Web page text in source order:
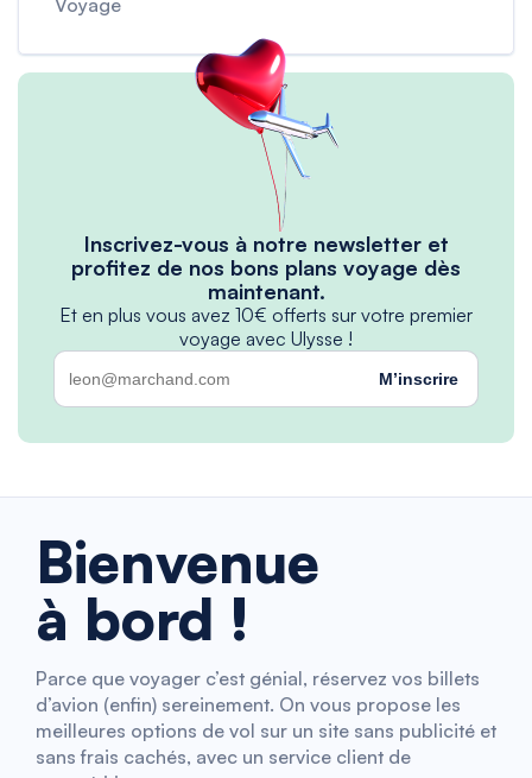
Voyage
Inscrivez-vous à notre newsletter et
profitez de nos bons plans voyage dès
maintenant.
Et en plus vous avez 10€ offerts sur votre premier
voyage avec Ulysse !
M’inscrire
Bienvenue
à bord !
Parce que voyager c’est génial, réservez vos billets
d’avion (enfin) sereinement. On vous propose les
meilleures options de vol sur un site sans publicité et
sans frais cachés, avec un service client de